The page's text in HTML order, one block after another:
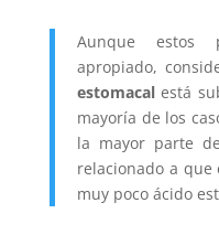
Aunque estos
apropiado,
estomacalestá
mayoría de los
la mayor parte
relacionado a que
muy poco ácido